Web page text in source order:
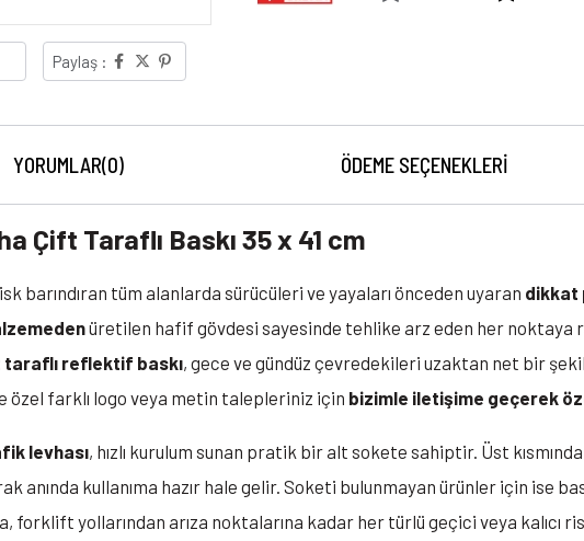
Paylaş :
YORUMLAR(0) ÖDEME SEÇENEKLERI
Çift Taraflı Baskı 35 x 41 cm
tüm alanlarda sürücüleri ve yayaları önceden uyaran dikkat
üretilen hafif gövdesi sayesinde tehlike arz eden her noktaya
reflektif baskı, gece ve gündüz çevredekileri uzaktan net bir
özel farklı logo veya metin talepleriniz için bizimle iletişime geçerek
levhası, hızlı kurulum sunan pratik bir alt sokete sahiptir. Üst kısmında
anında kullanıma hazır hale gelir. Soketi bulunmayan ürünler için ise
forklift yollarından arıza noktalarına kadar her türlü geçici veya kalıcı